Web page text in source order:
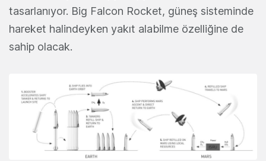
tasarlanıyor. Big Falcon Rocket, güneş sisteminde
hareket halindeyken yakıt alabilme özelliğine de
sahip olacak.